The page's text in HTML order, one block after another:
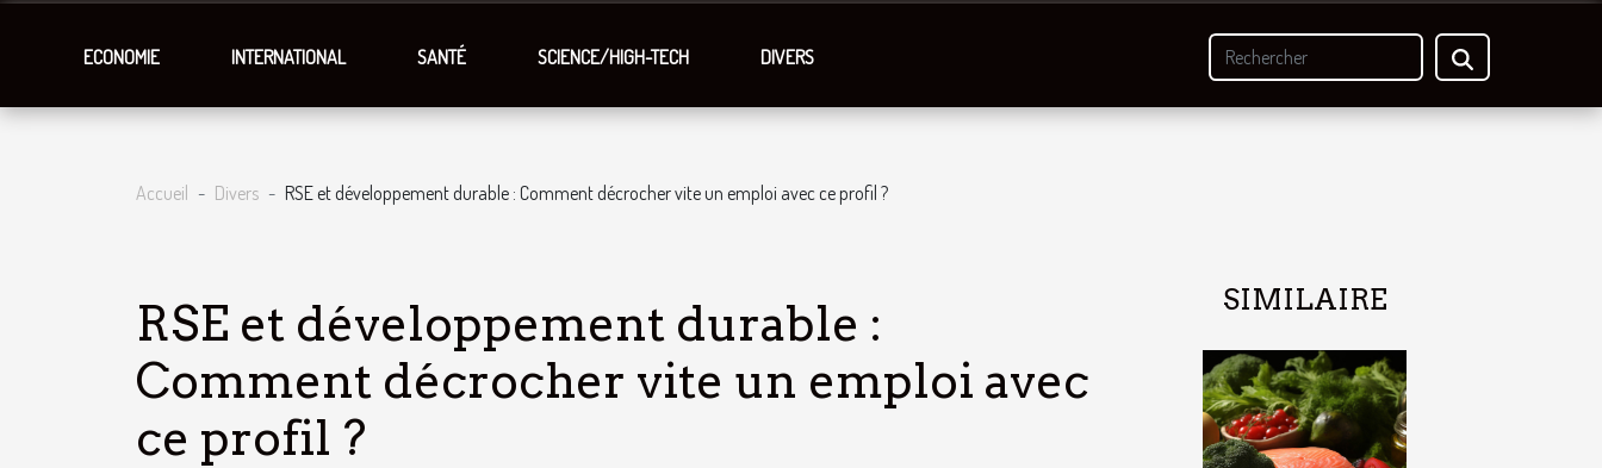
ECONOMIE INTERNATIONAL SANTÉ SCIENCE/HIGH-TECH DIVERS
Accueil Divers RSE et développement durable : Comment décrocher vite un emploi avec ce profil ?
RSE et développement durable :
Comment décrocher vite un emploi avec
ce profil ?
SIMILAIRE